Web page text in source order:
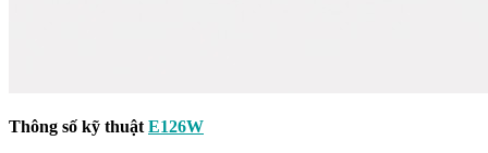
Thông số kỹ thuật E126W